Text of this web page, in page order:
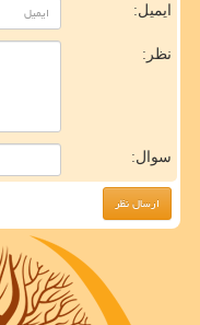
ایمیل:
نظر:
سوال: